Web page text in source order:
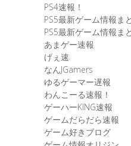
PS4速報！
PS5最新ゲーム情報ま
PS5最新ゲーム情報ま
あまゲー速報
げぇ速
なんJGamers
ゆるゲーマー遅報
わんこーる速報！
ゲーハーKING速報
ゲームだらだら速報
ゲーム好きブログ